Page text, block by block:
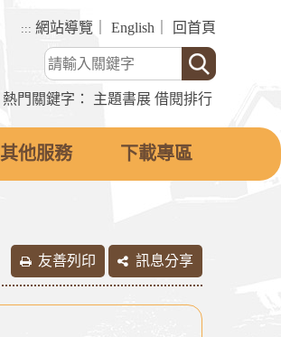
::: 網站導覽 English 回首頁
熱門關鍵字： 主題書展 借閱排行
其他服務 下載專區
友善列印 訊息分享